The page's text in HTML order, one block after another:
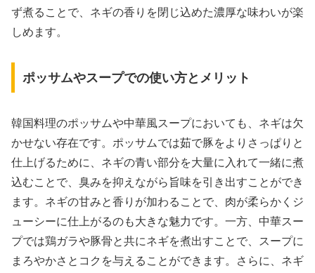
ず煮ることで、ネギの香りを閉じ込めた濃厚な味わいが楽
しめます。
ポッサムやスープでの使い方とメリット
韓国料理のポッサムや中華風スープにおいても、ネギは欠
かせない存在です。ポッサムでは茹で豚をよりさっぱりと
仕上げるために、ネギの青い部分を大量に入れて一緒に煮
込むことで、臭みを抑えながら旨味を引き出すことができ
ます。ネギの甘みと香りが加わることで、肉が柔らかくジ
ューシーに仕上がるのも大きな魅力です。一方、中華スー
プでは鶏ガラや豚骨と共にネギを煮出すことで、スープに
まろやかさとコクを与えることができます。さらに、ネギ